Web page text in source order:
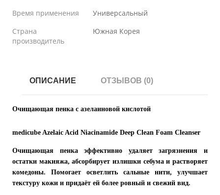
Время применения
Универсальный
Страна
производитель
Южная Корея
ОПИСАНИЕ ОТЗЫВОВ (0)
Очищающая пенка с азелаиновой кислотой
medicube Azelaic Acid Niacinamide Deep Clean Foam Cleanser
Очищающая пенка эффективно удаляет загрязнения и
остатки макияжа, абсорбирует излишки себума и растворяет
комедоны. Помогает осветлить сальные нити, улучшает
текстуру кожи и придаёт ей более ровный и свежий вид.